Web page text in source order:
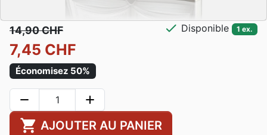
14,90 CHF
7,45 CHF
Économisez 50%
check Disponible 1 ex.
remove add
shopping_cart AJOUTER AU PANIER